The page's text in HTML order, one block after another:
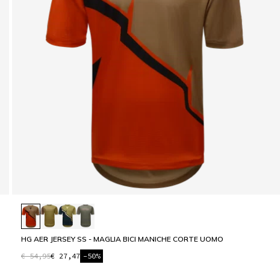
HG AER JERSEY SS - MAGLIA BICI MANICHE CORTE UOMO
€ 54,95€ 27,47 -50%